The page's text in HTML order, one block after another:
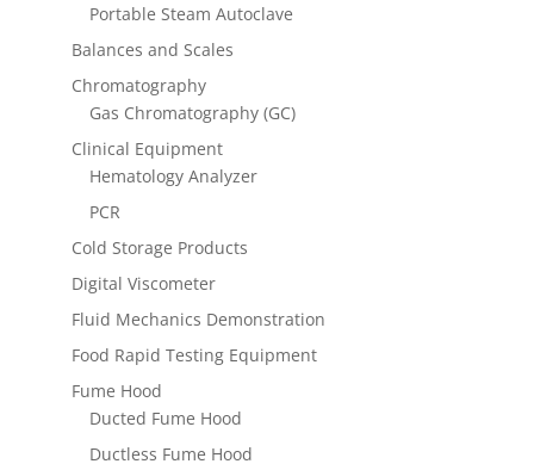
Portable Steam Autoclave
Balances and Scales
Chromatography
Gas Chromatography (GC)
Clinical Equipment
Hematology Analyzer
PCR
Cold Storage Products
Digital Viscometer
Fluid Mechanics Demonstration
Food Rapid Testing Equipment
Fume Hood
Ducted Fume Hood
Ductless Fume Hood